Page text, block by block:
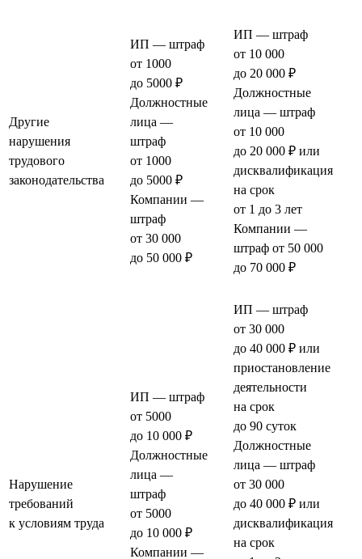
Другие
нарушения
трудового
законодательства
ИП — штраф
от 1000
до 5000 ₽
Должностные
лица —
штраф
от 1000
до 5000 ₽
Компании —
штраф
от 30 000
до 50 000 ₽
ИП — штраф
от 10 000
до 20 000 ₽
Должностные
лица — штраф
от 10 000
до 20 000 ₽ или
дисквалификация
на срок
от 1 до 3 лет
Компании —
штраф от 50 000
до 70 000 ₽
Нарушение
требований
к условиям труда
ИП — штраф
от 5000
до 10 000 ₽
Должностные
лица —
штраф
от 5000
до 10 000 ₽
Компании —
ИП — штраф
от 30 000
до 40 000 ₽ или
приостановление
деятельности
на срок
до 90 суток
Должностные
лица — штраф
от 30 000
до 40 000 ₽ или
дисквалификация
на срок